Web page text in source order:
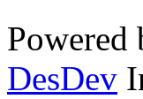
Powered
DesDev